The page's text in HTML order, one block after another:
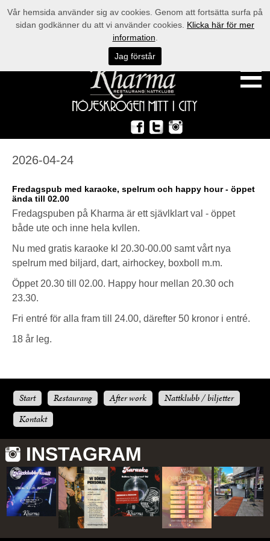
2026-04-24
Fredagspub med karaoke, spelrum och happy hour - öppet
ända till 02.00
Fredagspuben på Kharma är ett sjävlklart val - öppet
både ute och inne hela kvllen.
Nu med gratis karaoke kl 20.30-00.00 samt vårt nya
spelrum med biljard, dart, airhockey, boxboll m.m.
Öppet 20.30 till 02.00. Happy hour mellan 20.30 och
23.30.
Fri entré för alla fram till 24.00, därefter 50 kronor i entré.
18 år leg.
Start Restaurang After work
Nattklubb / biljetter
Kontakt
INSTAGRAM
Vår hemsida använder sig av cookies. Genom att fortsätta surfa på
sidan godkänner du att vi använder cookies. Klicka här för mer
information
Jag förstår